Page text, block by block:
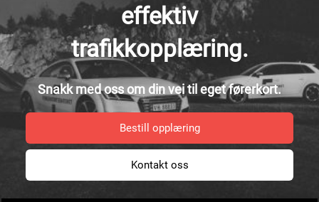
effektiv
trafikkopplæring.
Snakk med oss om din vei til eget førerkort.
Bestill opplæring
Kontakt oss